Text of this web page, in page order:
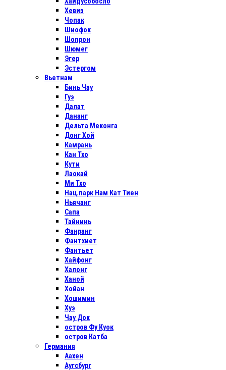
Хевиз
Чопак
Шиофок
Шопрон
Шюмег
Эгер
Эстергом
Вьетнам
Бинь Чау
Гуэ
Далат
Дананг
Дельта Меконга
Донг Хой
Камрань
Кан Тхо
Кути
Лаокай
Ми Тхо
Нац.парк Нам Кат Тиен
Ньячанг
Сапа
Тайнинь
Фанранг
Фантхиет
Фантьет
Хайфонг
Халонг
Ханой
Хойан
Хошимин
Хуэ
Чау Док
остров Фу Куок
остров Катба
Германия
Аахен
Аугсбург